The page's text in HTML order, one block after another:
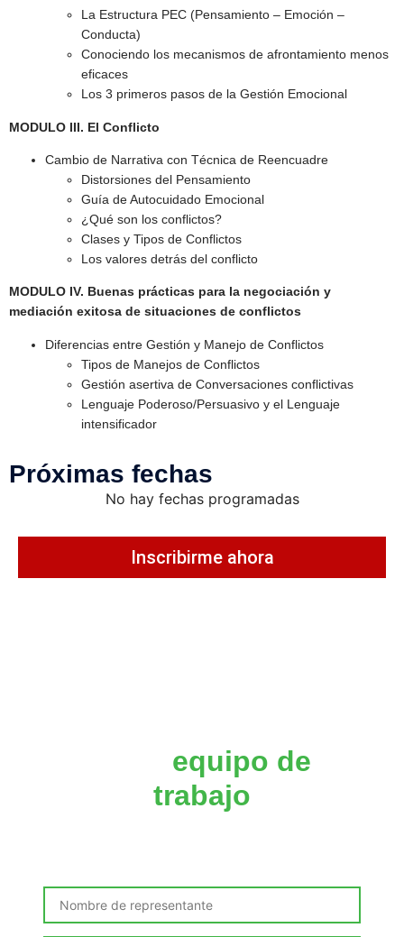
La Estructura PEC (Pensamiento – Emoción –
Conducta)
Conociendo los mecanismos de afrontamiento menos
eficaces
Los 3 primeros pasos de la Gestión Emocional
MODULO III. El Conflicto
Cambio de Narrativa con Técnica de Reencuadre
Distorsiones del Pensamiento
Guía de Autocuidado Emocional
¿Qué son los conflictos?
Clases y Tipos de Conflictos
Los valores detrás del conflicto
MODULO IV. Buenas prácticas para la negociación y
mediación exitosa de situaciones de conflictos
Diferencias entre Gestión y Manejo de Conflictos
Tipos de Manejos de Conflictos
Gestión asertiva de Conversaciones conflictivas
Lenguaje Poderoso/Persuasivo y el Lenguaje
intensificador
Próximas fechas
No hay fechas programadas
Inscribirme ahora
equipo de
trabajo